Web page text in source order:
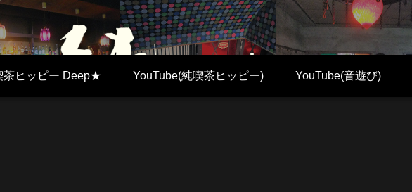
ヒッピー Deep★ YouTube(純喫茶ヒッピー) YouTube(音遊び)